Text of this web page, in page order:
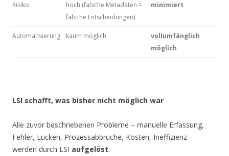
Risiko
hoch (falsche Metadaten =
falsche Entscheidungen)
minimiert
Automatisierung kaum möglich
vollumfänglich
möglich
LSI schafft, was bisher nicht möglich war
Alle zuvor beschriebenen Probleme – manuelle Erfassung,
Fehler, Lücken, Prozessabbrüche, Kosten, Ineffizienz –
werden durch LSI aufgelöst.